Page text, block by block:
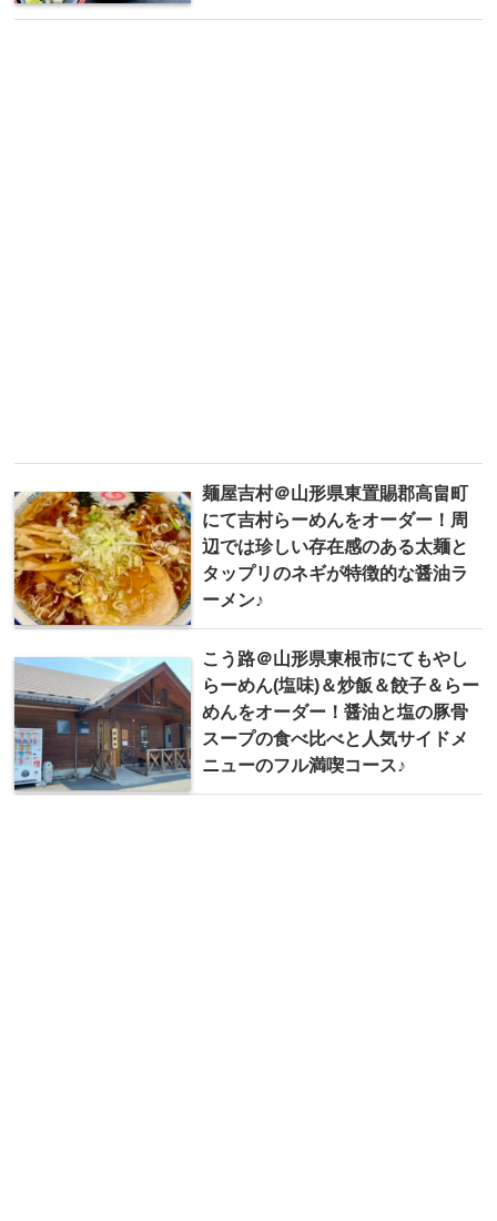
麺屋吉村＠山形県東置賜郡高畠町
にて吉村らーめんをオーダー！周
辺では珍しい存在感のある太麺と
タップリのネギが特徴的な醤油ラ
ーメン♪
こう路＠山形県東根市にてもやし
らーめん(塩味)＆炒飯＆餃子＆らー
めんをオーダー！醤油と塩の豚骨
スープの食べ比べと人気サイドメ
ニューのフル満喫コース♪